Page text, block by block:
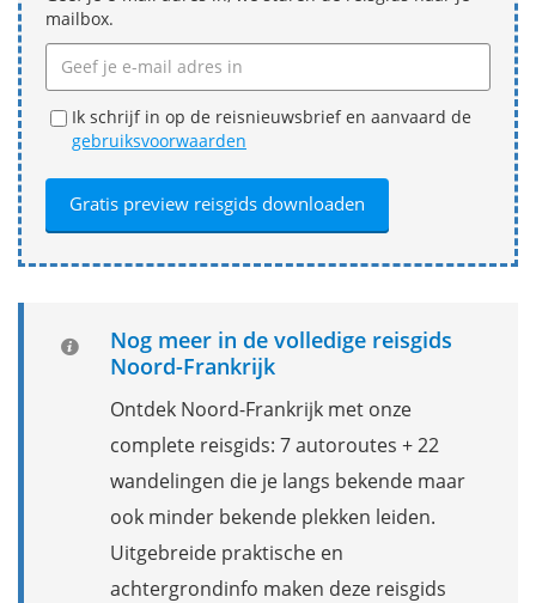
mailbox.
Ik schrijf in op de reisnieuwsbrief en aanvaard de
gebruiksvoorwaarden
Nog meer in de volledige reisgids
Noord-Frankrijk
Ontdek Noord-Frankrijk met onze
complete reisgids: 7 autoroutes + 22
wandelingen die je langs bekende maar
ook minder bekende plekken leiden.
Uitgebreide praktische en
achtergrondinfo maken deze reisgids